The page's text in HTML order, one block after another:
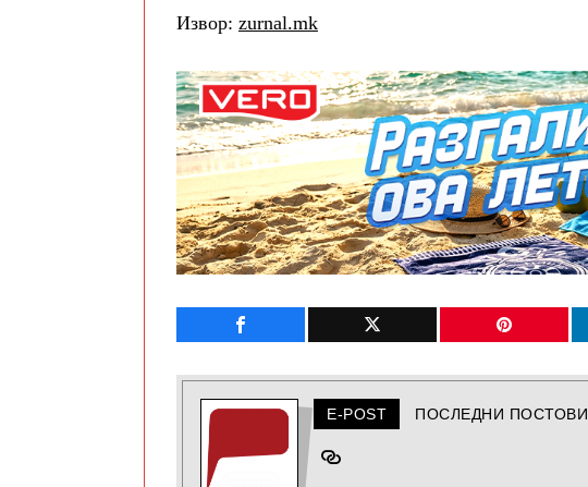
Извор: zurnal.mk
E-POST ПОСЛЕДНИ ПОСТОВИ